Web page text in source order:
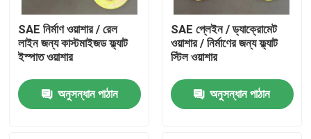
কারখানা ভ্রমণ
উদ্ধৃতির জন্য আবেদন
SAE নির্মাণ ওয়াশার / রেল
লাইন জন্য কাস্টমাইজড ফ্ল্যাট
ইস্পাত ওয়াশার
অনুসন্ধান পাঠান
SAE প্লেইন / ড্যাক্রোমেট
ওয়াশার / নির্মাণের জন্য ফ্ল্যাট
স্টিল ওয়াশার
অনুসন্ধান পাঠান